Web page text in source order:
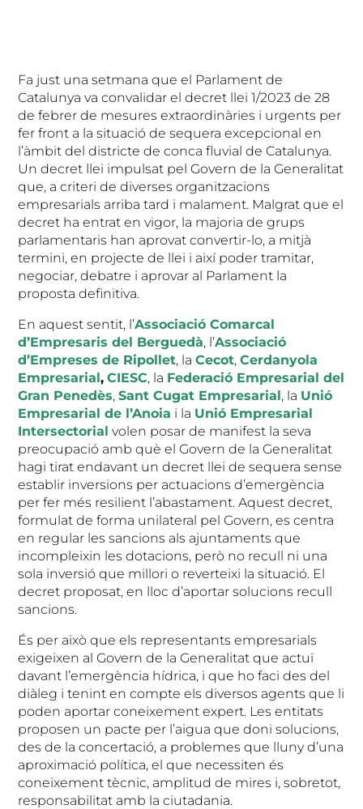
Fa just una setmana que el Parlament de
Catalunya va convalidar el decret llei 1/2023 de 28
de febrer de mesures extraordinàries i urgents per
fer front a la situació de sequera excepcional en
l’àmbit del districte de conca fluvial de Catalunya.
Un decret llei impulsat pel Govern de la Generalitat
que, a criteri de diverses organitzacions
empresarials arriba tard i malament. Malgrat que el
decret ha entrat en vigor, la majoria de grups
parlamentaris han aprovat convertir-lo, a mitjà
termini, en projecte de llei i així poder tramitar,
negociar, debatre i aprovar al Parlament la
proposta definitiva.
En aquest sentit, l’Associació Comarcal
d’Empresaris del Berguedà, l’Associació
d’Empreses de Ripollet, laCecot,Cerdanyola
Empresarial, CIESC, la Federació Empresarial del
Gran Penedès,Sant Cugat Empresarial, la Unió
Empresarial de l’Anoia i la Unió Empresarial
Intersectorial volen posar de manifest la seva
preocupació amb què el Govern de la Generalitat
hagi tirat endavant un decret llei de sequera sense
establir inversions per actuacions d’emergència
per fer més resilient l’abastament. Aquest decret,
formulat de forma unilateral pel Govern, es centra
en regular les sancions als ajuntaments que
incompleixin les dotacions, però no recull ni una
sola inversió que millori o reverteixi la situació. El
decret proposat, en lloc d’aportar solucions recull
sancions.
És per això que els representants empresarials
exigeixen al Govern de la Generalitat que actuï
davant l’emergència hídrica, i que ho faci des del
diàleg i tenint en compte els diversos agents que li
poden aportar coneixement expert. Les entitats
proposen un pacte per l’aigua que doni solucions,
des de la concertació, a problemes que lluny d’una
aproximació política, el que necessiten és
coneixement tècnic, amplitud de mires i, sobretot,
responsabilitat amb la ciutadania.